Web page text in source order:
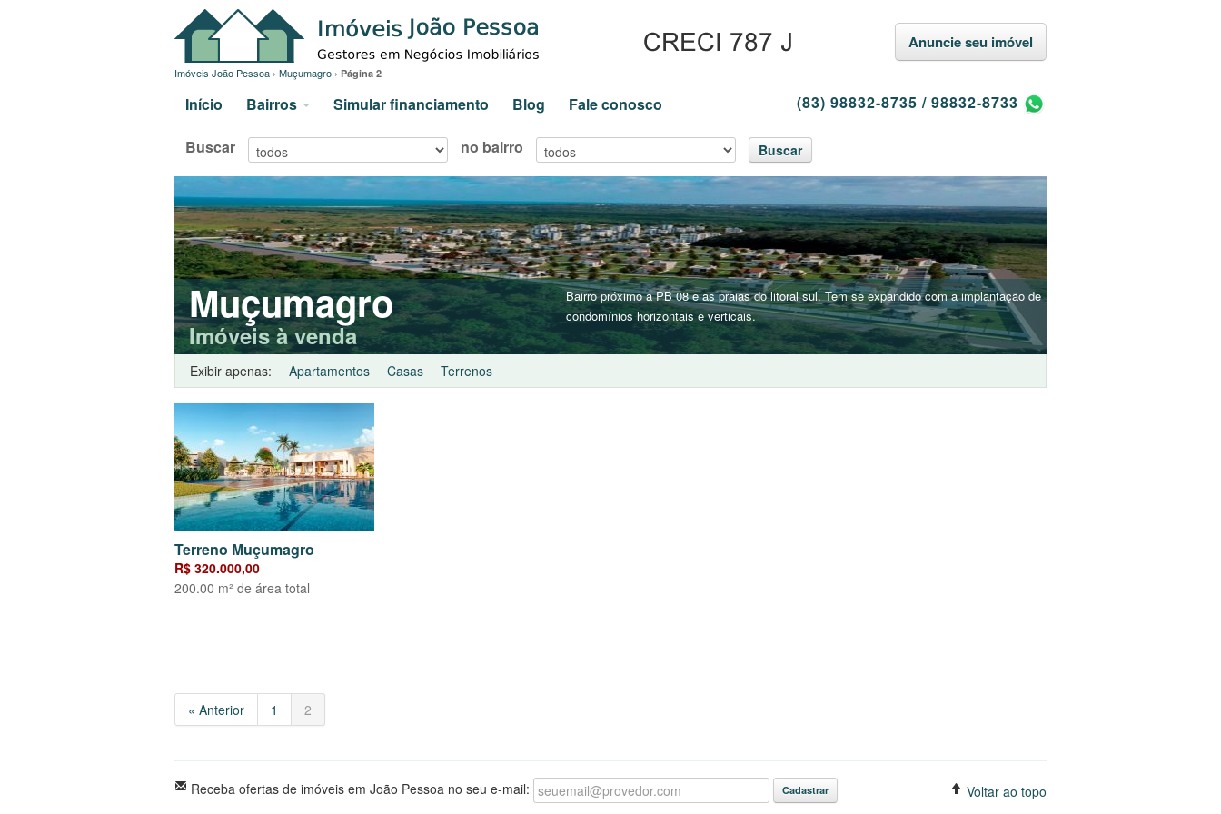
Anuncie seu imóvel
Imóveis João Pessoa › Muçumagro › Página 2
Início Bairros Simular financiamento Blog Fale conosco (83) 98832-8735 / 98832-8733
Buscar no bairro Buscar
Bairro próximo a PB 08 e as praias do litoral sul. Tem se expandido com a implantação de
condomínios horizontais e verticais.
Muçumagro
Imóveis à venda
Exibir apenas: Apartamentos Casas Terrenos
Terreno Muçumagro
R$ 320.000,00
200.00 m² de área total
« Anterior 1 2
Receba ofertas de imóveis em João Pessoa no seu e-mail: Voltar ao topo